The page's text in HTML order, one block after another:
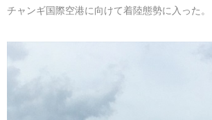
チャンギ国際空港に向けて着陸態勢に入った。